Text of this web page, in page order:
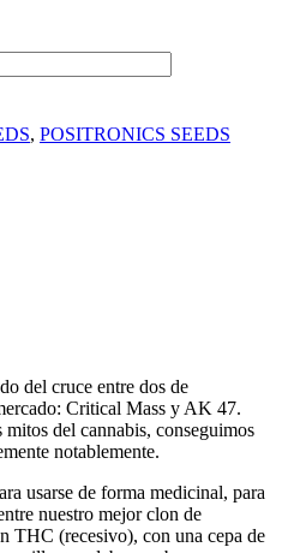
, POSITRONICS SEEDS
del cruce entre dos de
Critical Mass y AK 47.
del cannabis, conseguimos
notablemente.
usarse de forma medicinal, para
nuestro mejor clon de
THC (recesivo), con una cepa de